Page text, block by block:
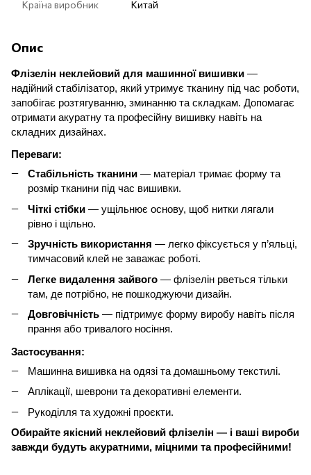
Країна виробник Китай
Опис
Флізелін неклейовий для машинної вишивки —
надійний стабілізатор, який утримує тканину під час роботи,
запобігає розтягуванню, зминанню та складкам. Допомагає
отримати акуратну та професійну вишивку навіть на
складних дизайнах.
Переваги:
Стабільність тканини — матеріал тримає форму та
розмір тканини під час вишивки.
Чіткі стібки — ущільнює основу, щоб нитки лягали
рівно і щільно.
Зручність використання — легко фіксується у п’яльці,
тимчасовий клей не заважає роботі.
Легке видалення зайвого — флізелін рветься тільки
там, де потрібно, не пошкоджуючи дизайн.
Довговічність — підтримує форму виробу навіть після
прання або тривалого носіння.
Застосування:
Машинна вишивка на одязі та домашньому текстилі.
Аплікації, шеврони та декоративні елементи.
Рукоділля та художні проєкти.
Обирайте якісний неклейовий флізелін — і ваші вироби
завжди будуть акуратними, міцними та професійними!